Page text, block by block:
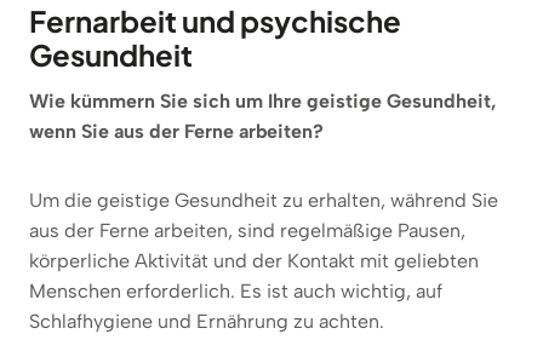
Fernarbeit und psychische
Gesundheit
Wie kümmern Sie sich um Ihre geistige Gesundheit,
wenn Sie aus der Ferne arbeiten?
Um die geistige Gesundheit zu erhalten, während Sie
aus der Ferne arbeiten, sind regelmäßige Pausen,
körperliche Aktivität und der Kontakt mit geliebten
Menschen erforderlich. Es ist auch wichtig, auf
Schlafhygiene und Ernährung zu achten.